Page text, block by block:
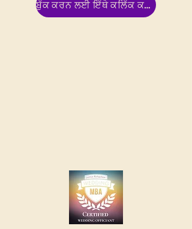
ਬੁੱਕ ਕਰਨ ਲਈ ਇੱਥੇ ਕਲਿੱਕ ਕਰੋ !!